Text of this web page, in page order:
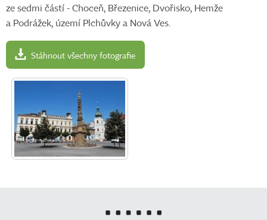
ze sedmi částí - Choceň, Březenice, Dvořisko, Hemže
a Podrážek, území Plchůvky a Nová Ves.
Stáhnout všechny fotografie